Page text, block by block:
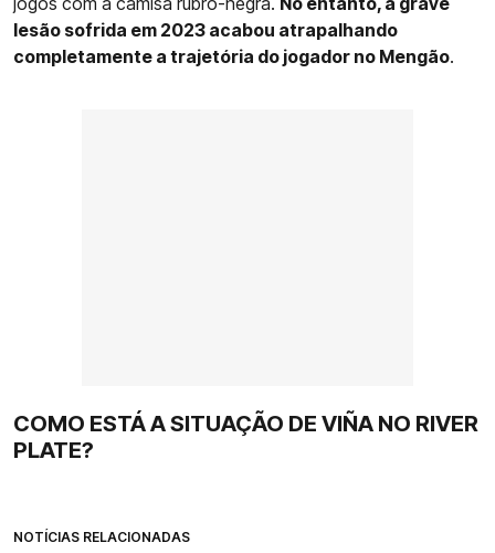
lesão sofrida em 2023 acabou atrapalhando
completamente a trajetória do jogador no Mengão.
COMO ESTÁ A SITUAÇÃO DE VIÑA NO RIVER
PLATE?
NOTÍCIAS RELACIONADAS